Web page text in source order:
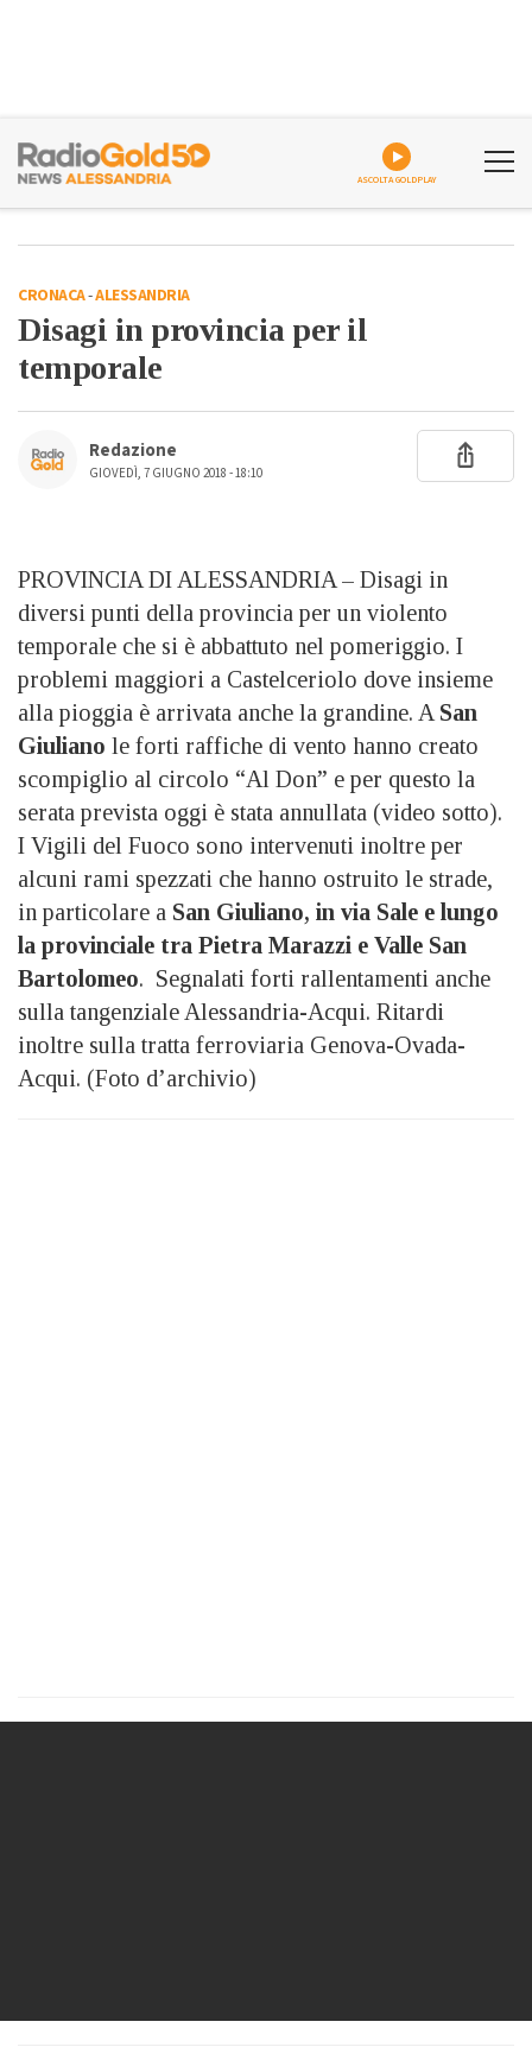
ASCOLTA GOLDPLAY
CRONACA-ALESSANDRIA
Disagi in provincia per il
temporale
Redazione
GIOVEDÌ, 7 GIUGNO 2018 - 18:10
PROVINCIA DI ALESSANDRIA – Disagi in
diversi punti della provincia per un violento
temporale che si è abbattuto nel pomeriggio. I
problemi maggiori a Castelceriolo dove insieme
alla pioggia è arrivata anche la grandine. A San
Giuliano le forti raffiche di vento hanno creato
scompiglio al circolo “Al Don” e per questo la
serata prevista oggi è stata annullata (video sotto).
I Vigili del Fuoco sono intervenuti inoltre per
alcuni rami spezzati che hanno ostruito le strade,
in particolare a San Giuliano, in via Sale e lungo
la provinciale tra Pietra Marazzi e Valle San
Bartolomeo. Segnalati forti rallentamenti anche
sulla tangenziale Alessandria-Acqui. Ritardi
inoltre sulla tratta ferroviaria Genova-Ovada-
Acqui. (Foto d’archivio)